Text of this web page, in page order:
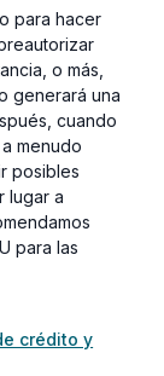
para hacer
o más,
generará una
cuando
menudo
posibles
lugar a
para las
crédito y